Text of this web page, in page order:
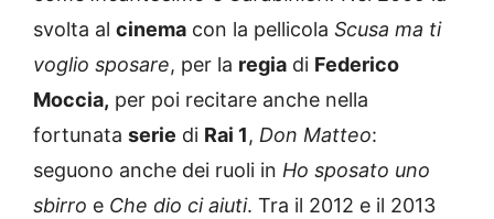
svolta al cinema con la pellicola Scusa ma ti
voglio sposare, per la regia di Federico
Moccia, per poi recitare anche nella
fortunata serie di Rai 1, Don Matteo:
seguono anche dei ruoli in Ho sposato uno
sbirro e Che dio ci aiuti. Tra il 2012 e il 2013